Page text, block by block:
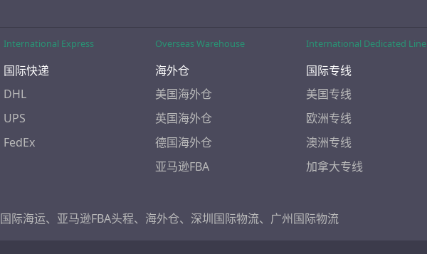
International Express
国际快递
DHL
UPS
FedEx
Overseas Warehouse
海外仓
美国海外仓
英国海外仓
德国海外仓
亚马逊FBA
International Dedicated Line
国际专线
美国专线
欧洲专线
澳洲专线
加拿大专线
国际海运、 亚马逊FBA头程、 海外仓、 深圳国际物流、 广州国际物流